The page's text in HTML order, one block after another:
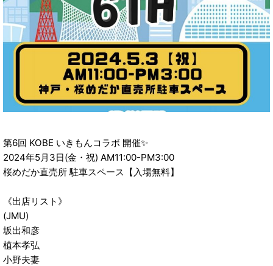
第6回 KOBE いきもんコラボ 開催✨
2024年5月3日(金・祝) AM11:00-PM3:00
桜めだか直売所 駐車スペース【入場無料】
《出店リスト》
(JMU)
坂出和彦
植本孝弘
小野夫妻